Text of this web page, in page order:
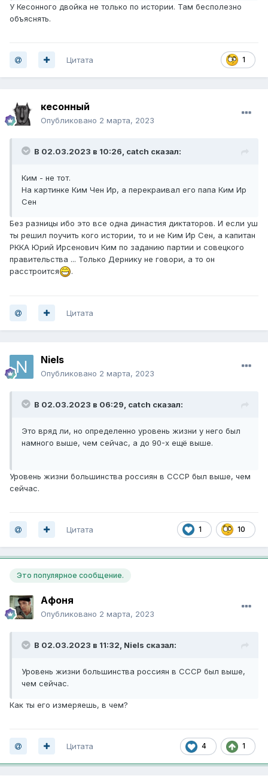
У Кесонного двойка не только по истории. Там бесполезно
объяснять.
1
Цитата
кесонный
Опубликовано 2 марта, 2023
В 02.03.2023 в 10:26, catch сказал:
Ким - не тот.
На картинке Ким Чен Ир, а перекраивал его папа Ким Ир
Сен
Без разницы ибо это все одна династия диктаторов. И если уш
ты решил поучить кого истории, то и не Ким Ир Сен, а капитан
РККА Юрий Ирсенович Ким по заданию партии и совецкого
правительства ... Только Дернику не говори, а то он
расстроится
.
Цитата
Niels
Опубликовано 2 марта, 2023
В 02.03.2023 в 06:29, catch сказал:
Это вряд ли, но определенно уровень жизни у него был
намного выше, чем сейчас, а до 90-х ещё выше.
Уровень жизни большинства россиян в СССР был выше, чем
сейчас.
1 10
Цитата
Это популярное сообщение.
Афоня
Опубликовано 2 марта, 2023
В 02.03.2023 в 11:32, Niels сказал:
Уровень жизни большинства россиян в СССР был выше,
чем сейчас.
Как ты его измеряешь, в чем?
4 1
Цитата